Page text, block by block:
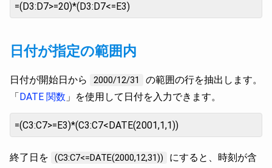
=(D3:D7>=20)*(D3:D7<=E3)
日付が指定の範囲内
日付が開始日から 2000/12/31
の範囲の行を抽出します。
「DATE 関数 」を使用して日付を入力できます。
=(C3:C7>=E3)*(C3:C7<DATE(2001,1,1))
終了日を (C3:C7<=DATE(2000,12,31))
にすると、時刻が含